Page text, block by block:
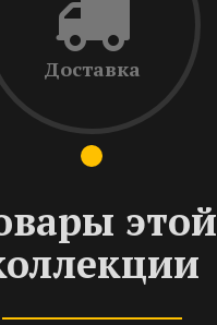
Доставка
этой